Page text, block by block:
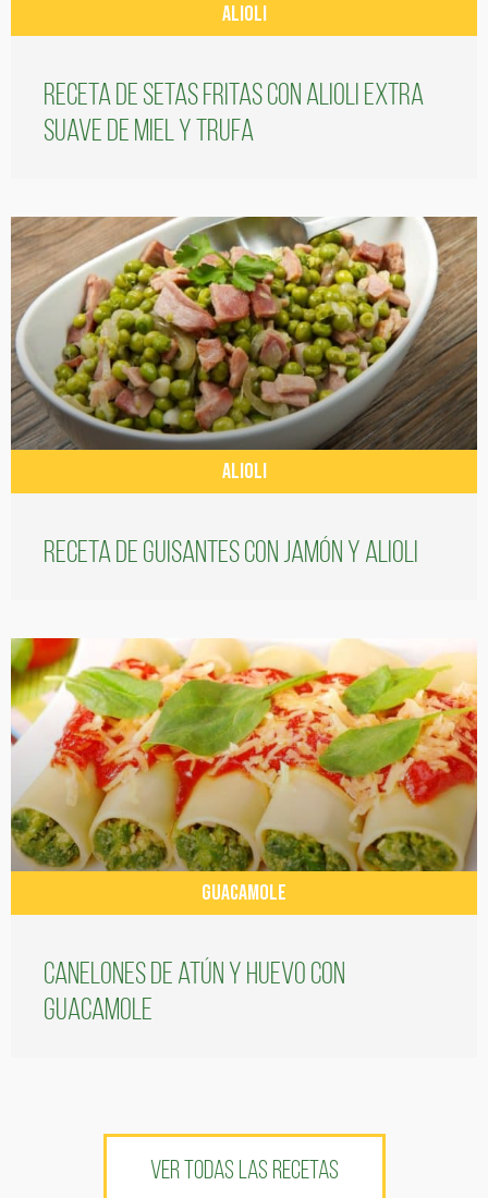
ALIOLI
Receta de setas fritas con alioli extra
suave de miel y trufa
ALIOLI
Receta de guisantes con jamón y alioli
GUACAMOLE
Canelones de atún y huevo con
guacamole
VER TODAS LAS RECETAS